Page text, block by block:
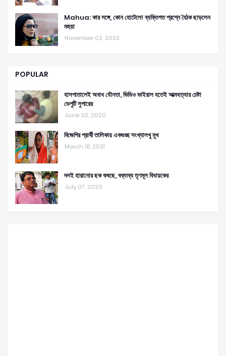
Mahua: কার সঙ্গে, কোন হোটেলে! ব্যক্তিগত প্রশ্নে বৈঠক ছাড়লেন
মহুয়া
November 02, 2023
POPULAR
হাসপাতালেই অবাধ যৌনতা, ভিডিও ভাইরাল হতেই আত্মহত্যার চেষ্টা
ডেপুটি সুপারের
June 30, 2020
বিজেপির প্রার্থী তালিকায় একগুচ্ছ সংখ্যালখু মুখ
March 18, 2021
দলই হারানোর ছক কষছে, বক্তব্য তৃণমূল বিধায়কের
July 07, 2020